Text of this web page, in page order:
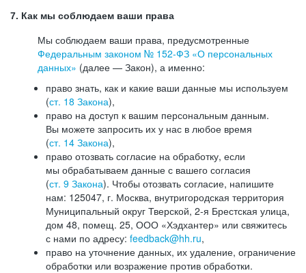
7. Как мы соблюдаем ваши права
Мы соблюдаем ваши права, предусмотренные
Федеральным законом № 152-ФЗ «О персональных
данных» (далее — Закон), а именно:
право знать, как и какие ваши данные мы используем
(ст. 18 Закона),
право на доступ к вашим персональным данным.
Вы можете запросить их у нас в любое время
(ст. 14 Закона),
право отозвать согласие на обработку, если
мы обрабатываем данные с вашего согласия
(ст. 9 Закона). Чтобы отозвать согласие, напишите
нам: 125047, г. Москва, внутригородская территория
Муниципальный округ Тверской, 2-я Брестская улица,
дом 48, помещ. 25, ООО «Хэдхантер» или свяжитесь
с нами по адресу: feedback@hh.ru,
право на уточнение данных, их удаление, ограничение
обработки или возражение против обработки.